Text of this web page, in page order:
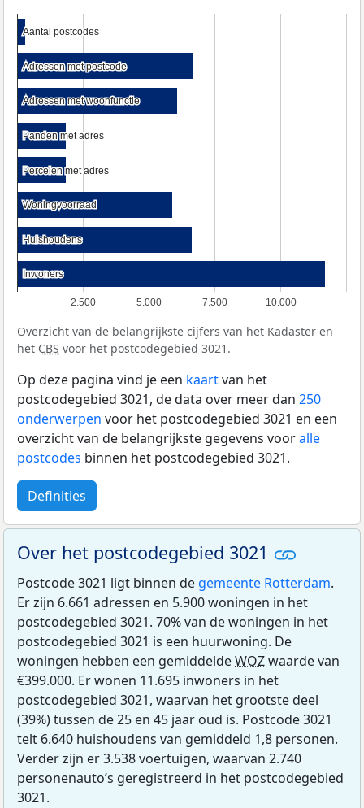
2.500 5.000 7.500 10.000
Aantal postcodes
Aantal postcodes
Adressen met postcode
Adressen met postcode
Adressen met woonfunctie
Adressen met woonfunctie
Panden met adres
Panden met adres
Percelen met adres
Percelen met adres
Woningvoorraad
Woningvoorraad
Huishoudens
Huishoudens
Inwoners
Inwoners
Overzicht van de belangrijkste cijfers van het Kadaster en
het CBS voor het postcodegebied 3021.
Op deze pagina vind je een kaartvan het
postcodegebied 3021, de data over meer dan 250
onderwerpen voor het postcodegebied 3021 en een
overzicht van de belangrijkste gegevens vooralle
postcodes binnen het postcodegebied 3021.
Definities
Over het postcodegebied 3021
Postcode 3021 ligt binnen de gemeente Rotterdam.
Er zijn 6.661 adressen en 5.900 woningen in het
postcodegebied 3021. 70% van de woningen in het
postcodegebied 3021 is een huurwoning. De
woningen hebben een gemiddeldeWOZwaarde van
€399.000. Er wonen 11.695 inwoners in het
postcodegebied 3021, waarvan het grootste deel
(39%) tussen de 25 en 45 jaar oud is. Postcode 3021
telt 6.640 huishoudens van gemiddeld 1,8 personen.
Verder zijn er 3.538 voertuigen, waarvan 2.740
personenauto’s geregistreerd in het postcodegebied
3021.